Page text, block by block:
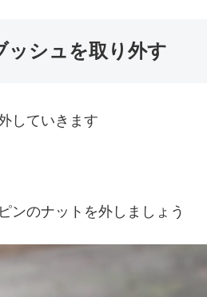
ッシュを取り外す
していきます
ンのナットを外しましょう